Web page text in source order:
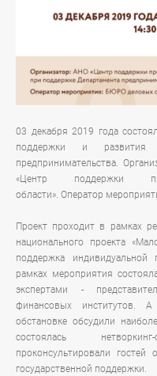
03 декабря 2019 года
поддержки и
предпринимательства.
«Центр поддержки
области». Оператор
Проект проходит в рамках
национального проекта
поддержка индивидуальной
рамках мероприятия
экспертами -
финансовых институтов.
обстановке обсудили
состоялась
проконсультировали
государственной поддержки.